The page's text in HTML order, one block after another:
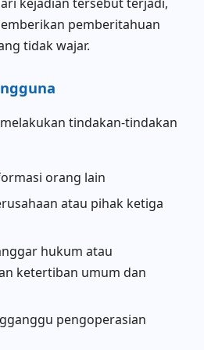
pemberitahuan
tidak wajar.
tindakan-tindakan
orang lain
atau pihak ketiga
hukum atau
ketertiban umum dan
pengoperasian